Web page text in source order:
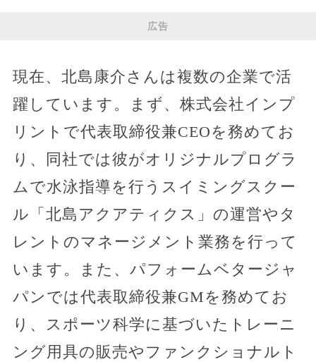
広告
現在、北島康介さんは複数の企業で活
躍しています。まず、株式会社インプ
リントで代表取締役兼CEOを務めてお
り、同社では彼がオリジナルプログラ
ムで水泳指導を行うスイミングスクー
ル「北島アクアティクス」の運営やタ
レントのマネージメント業務を行って
います。また、パフォームベタージャ
パンでは代表取締役兼GMを務めてお
り、スポーツ科学に基づいたトレーニ
ング用具の販売やファンクショナルト